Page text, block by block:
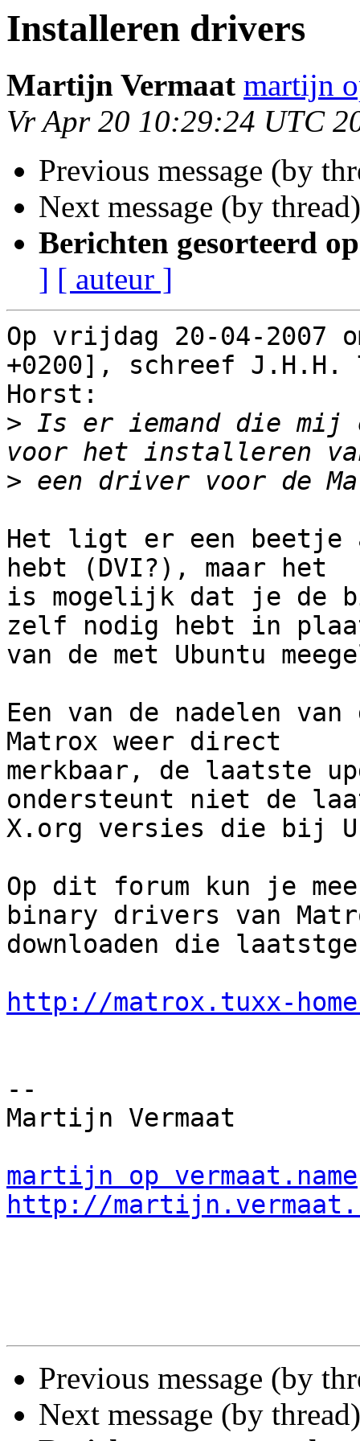
Installeren drivers
Martijn Vermaat martijn
Vr Apr 20 10:29:24 UTC
Previous message (by
Next message (by
Berichten gesorteerd
] [ auteur ]
Op vrijdag 20-04-2007
+0200], schreef J.H.H.
Horst:
> Is er iemand die mij
>
Het ligt er een beetje
hebt (DVI?), maar het
is mogelijk dat je de
zelf nodig hebt in
van de met Ubuntu
Een van de nadelen
Matrox weer direct
merkbaar, de laatste
ondersteunt niet de
X.org versies die bij
Op dit forum kun je
binary drivers van
downloaden die
http://matrox.tuxx-
--
Martijn Vermaat
martijn op vermaat.name
http://
Previous message (by
Next message (by